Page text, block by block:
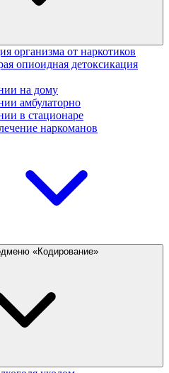
организма от наркотиков
опиоидная детоксикация
на дому
амбулаторно
в стационаре
наркоманов
«Кодирование»